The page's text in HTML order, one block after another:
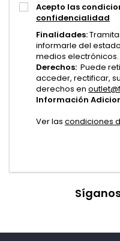
Acepto las
confidencialidad
Finalidades:
informarle del
medios electrónicos.
Derechos: Puede
acceder, rectificar,
derechos en
Información
Ver las condiciones